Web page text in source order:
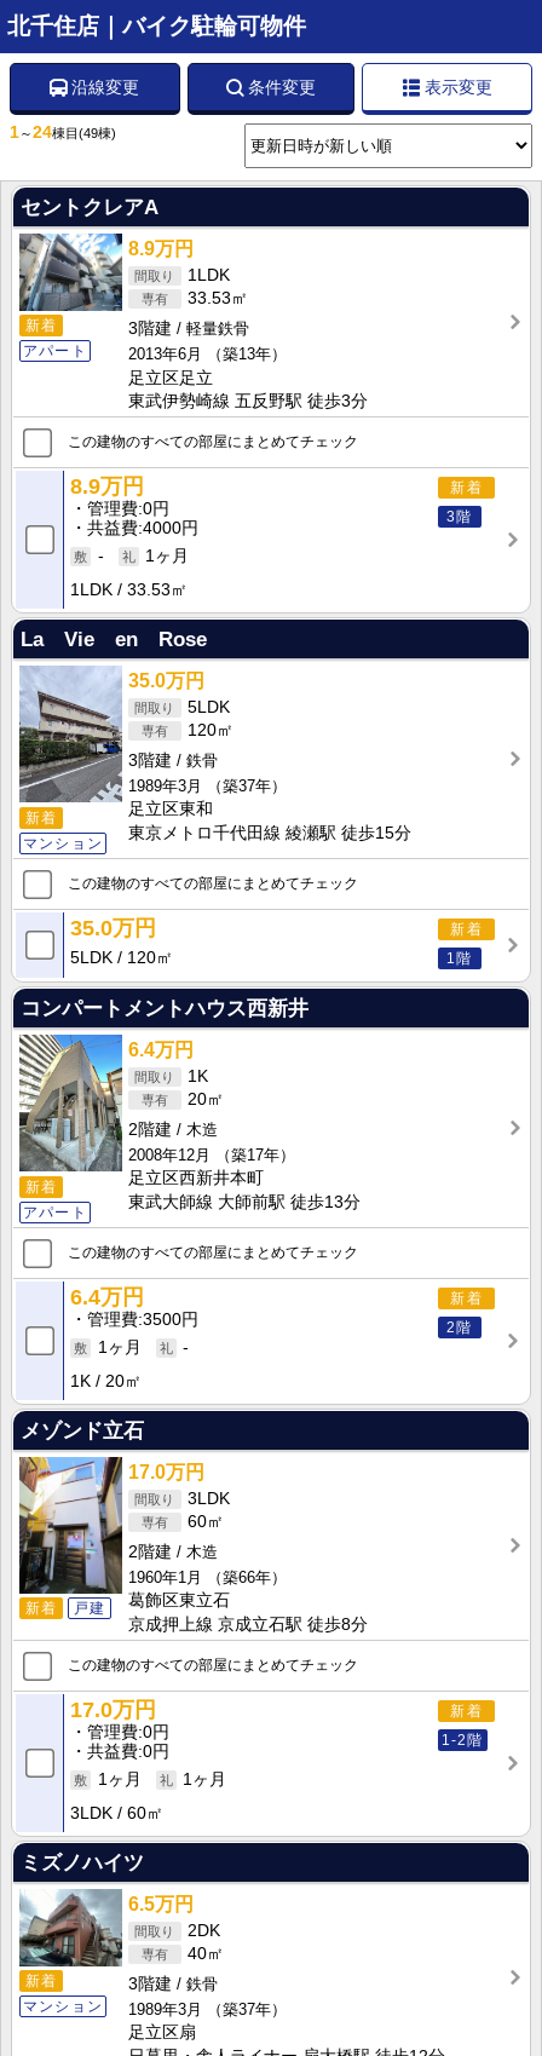
北千住店｜バイク駐輪可物件
沿線変更 条件変更 表示変更
1～24棟目 (49棟)
セントクレアA
新着
アパート
8.9万円
1LDK
33.53㎡
3階建
軽量鉄骨
2013年6月
（築13年）
足立区足立
東武伊勢崎線 五反野駅 徒歩3分
この建物のすべての部屋にまとめてチェック
新着
3階
8.9万円
管理費 0円
共益費 4000円
-
1ヶ月
1LDK
33.53㎡
La Vie en Rose
新着
マンション
35.0万円
5LDK
120㎡
3階建
鉄骨
1989年3月
（築37年）
足立区東和
東京メトロ千代田線 綾瀬駅 徒歩15分
この建物のすべての部屋にまとめてチェック
新着
1階
35.0万円
5LDK 120㎡
コンパートメントハウス西新井
新着
アパート
6.4万円
1K
20㎡
2階建
木造
2008年12月
（築17年）
足立区西新井本町
東武大師線 大師前駅 徒歩13分
この建物のすべての部屋にまとめてチェック
新着
2階
6.4万円
管理費 3500円
1ヶ月
-
1K
20㎡
メゾンド立石
新着 戸建
17.0万円
3LDK
60㎡
2階建
木造
1960年1月
（築66年）
葛飾区東立石
京成押上線 京成立石駅 徒歩8分
この建物のすべての部屋にまとめてチェック
新着
1-2階
17.0万円
管理費 0円
共益費 0円
1ヶ月
1ヶ月
3LDK
60㎡
ミズノハイツ
新着
マンション
6.5万円
2DK
40㎡
3階建
鉄骨
1989年3月
（築37年）
足立区扇